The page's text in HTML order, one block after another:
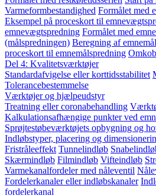
Varmeformbestandighed Formålet med
Eksempel på proceskort til
emnevægtspredning Formålet med
(målspredningen) Beregning af
proceskort til emnemålspredning
Del 4: Kvalitetsværktøjer
Standardafvigelse eller korttidsstabilitet
Tolerancebestemmelse
Værktøjer og hjælpeudstyr
Treatning eller coronabehandling
Kalkulationsafhængige punkter ved
Sprøjtestøbeværktøjets opbygning og
Indløbstyper, placering og
Fristråleeffekt Tunnelindløb
Skærmindløb Filmindløb Vifteindløb
Varmekanalfordeler med nåleventil
Fordelerkanaler eller indløbskanaler
fordelerkanal